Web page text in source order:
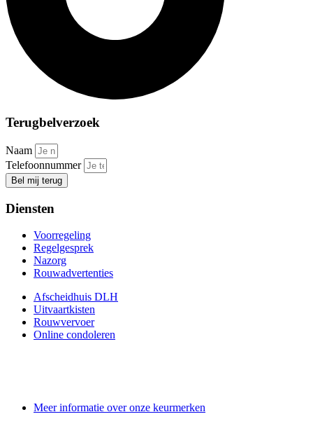
Terugbelverzoek
Naam
Telefoonnummer
Bel mij terug
Diensten
Voorregeling
Regelgesprek
Nazorg
Rouwadvertenties
Afscheidhuis DLH
Uitvaartkisten
Rouwvervoer
Online condoleren
Meer informatie over onze keurmerken